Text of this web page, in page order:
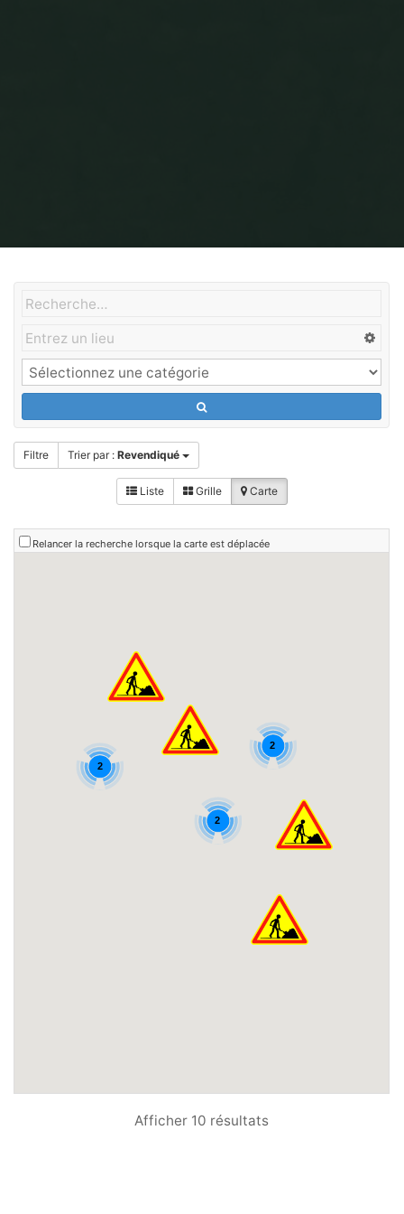
Filtre Trier par :Revendiqué
Liste Grille Carte
Relancer la recherche lorsque la carte est déplacée
2
2
2
Afficher 10 résultats